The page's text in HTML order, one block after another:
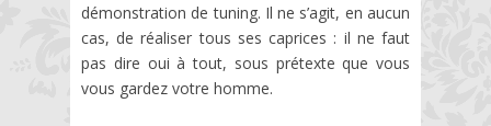
démonstration de tuning. Il ne s’agit, en aucun
cas, de réaliser tous ses caprices : il ne faut
pas dire oui à tout, sous prétexte que vous
vous gardez votre homme.